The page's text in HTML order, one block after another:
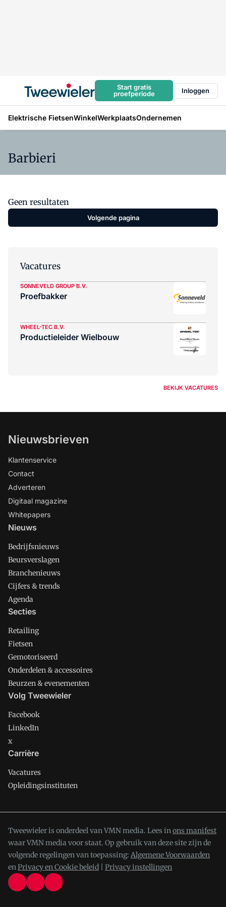
Start gratis
proefperiode
Inloggen
Elektrische FietsenWinkelWerkplaatsOndernemen
Barbieri
Geen resultaten
Volgende pagina
Vacatures
SONNEVELD GROUP B.V.
Proefbakker
WHEEL-TEC B.V.
Productieleider Wielbouw
BEKIJK VACATURES
Nieuwsbrieven
Klantenservice
Contact
Adverteren
Digitaal magazine
Whitepapers
Nieuws
Bedrijfsnieuws
Beursverslagen
Branchenieuws
Cijfers & trends
Agenda
Secties
Retailing
Fietsen
Gemotoriseerd
Onderdelen & accessoires
Beurzen & evenementen
Volg Tweewieler
Facebook
LinkedIn
x
Carrière
Vacatures
Opleidingsinstituten
Tweewieler is onderdeel van VMN media. Lees inons manifest
waar VMN media voor staat. Op gebruik van deze site zijn de
volgende regelingen van toepassing: Algemene Voorwaarden
enPrivacy en Cookie beleid Privacy instellingen